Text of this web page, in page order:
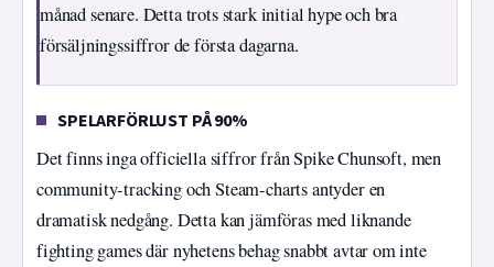
månad senare. Detta trots stark initial hype och bra
försäljningssiffror de första dagarna.
SPELARFÖRLUST PÅ 90%
Det finns inga officiella siffror från Spike Chunsoft, men
community-tracking och Steam-charts antyder en
dramatisk nedgång. Detta kan jämföras med liknande
fighting games där nyhetens behag snabbt avtar om inte